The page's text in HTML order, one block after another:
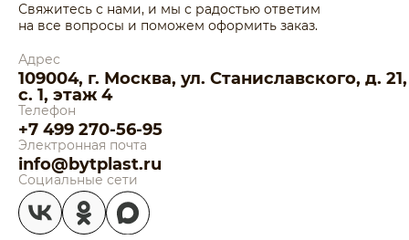
Свяжитесь с нами, и мы с радостью ответим
на все вопросы и поможем оформить заказ.
Адрес
109004, г. Москва, ул. Станиславского, д. 21,
с. 1, этаж 4
Телефон
+7 499 270-56-95
Электронная почта
info@bytplast.ru
Социальные сети